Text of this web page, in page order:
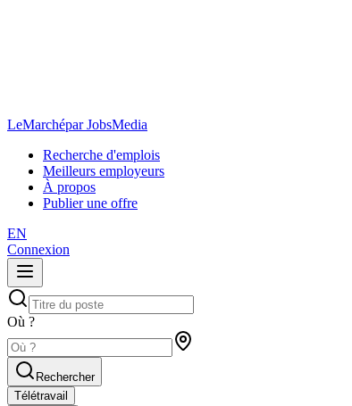
LeMarchépar JobsMedia
Recherche d'emplois
Meilleurs employeurs
À propos
Publier une offre
EN
Connexion
Où ?
Rechercher
Télétravail